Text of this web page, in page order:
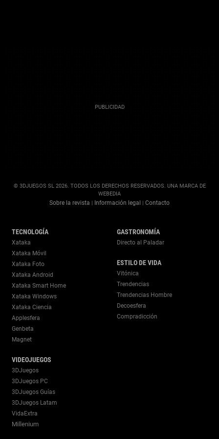
© 3DJUEGOS SL 2026. TODOS LOS DERECHOS RESERVADOS. UNA MARCA DE
WEBEDIA
Sobre la revista | Información legal | Contacto
TECNOLOGÍA
Xataka
Xataka Móvil
Xataka Foto
Xataka Android
Xataka Smart Home
Xataka Windows
Xataka Ciencia
Applesfera
Genbeta
Magnet
VIDEOJUEGOS
3DJuegos
3DJuegos PC
3DJuegos Guías
3DJuegos Latam
VidaExtra
Millenium
GASTRONOMÍA
Directo al Paladar
ESTILO DE VIDA
Vitónica
Trendencias
Trendencias Hombre
Decoesfera
Compradicción